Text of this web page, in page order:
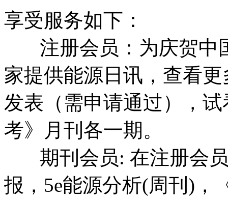
享受服务如下：
注册会员：为庆贺中
家提供能源日讯，查看
发表（需申请通过），
考》月刊各一期。
期刊会员: 在注册会员
报，5e能源分析(周刊)，